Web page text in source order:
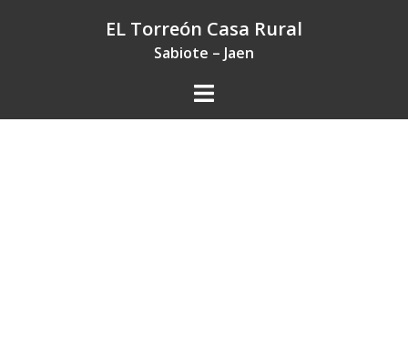
EL Torreón Casa Rural
Sabiote – Jaen